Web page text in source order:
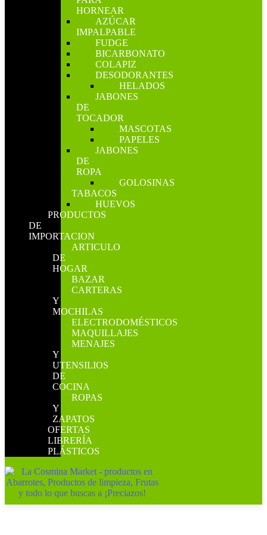
HORNEAR
AZÚCAR
IMPALPABLE
FUDGE
BICARBONATO
COLAPIZ
DESODORANTES
HELADOS
JABONES
DE
TOCADOR
MASCOTAS
PAPELES
JABONES
DE
ROPA
GOLOSINAS
TABACOS
HUEVOS
PRODUCTOS
DE
IMPORTACION
ARTICULO
DE
HOGAR
BAZAR
CARTERAS
Y
MOCHILAS
ELECTRODOMÉSTICOS
MAQUILLAJES
MENAJES
Y
UTENSILIOS
DE
COCINA
ROPAS
Y
ZAPATOS
OFERTAS
LIBRERÍA
PLÁSTICOS